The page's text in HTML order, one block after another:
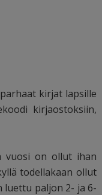
kirjat lapsille
kirjaostoksiin,
vuosi on ollut ihan
todellakaan ollut
luettu paljon 2- ja 6-